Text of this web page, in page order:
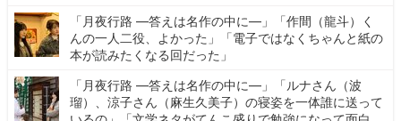
「月夜行路 ―答えは名作の中に―」「作間（龍斗）く
んの一人二役、よかった」「電子ではなくちゃんと紙の
本が読みたくなる回だった」
「月夜行路 ―答えは名作の中に―」「ルナさん（波
瑠）、涼子さん（麻生久美子）の寝姿を一体誰に送って